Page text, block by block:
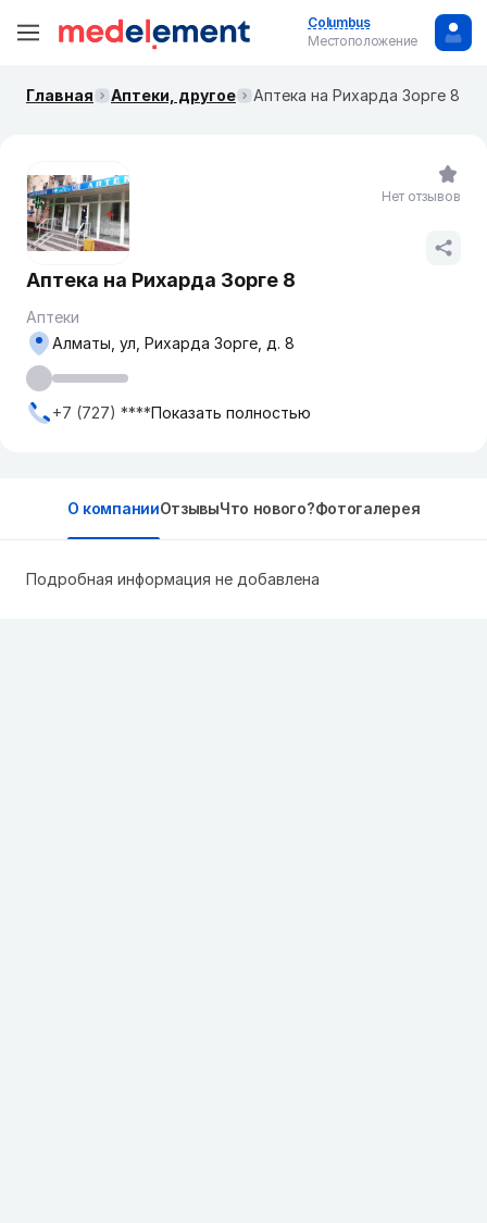
Columbus
Местоположение
Главная Аптеки, другое Аптека на Рихарда Зорге 8
Аптека на Рихарда Зорге 8
Аптеки
Алматы, ул, Рихарда Зорге, д. 8
+7 (727) ****Показать полностью
Нет отзывов
О компанииОтзывыЧто нового?Фотогалерея
Подробная информация не добавлена